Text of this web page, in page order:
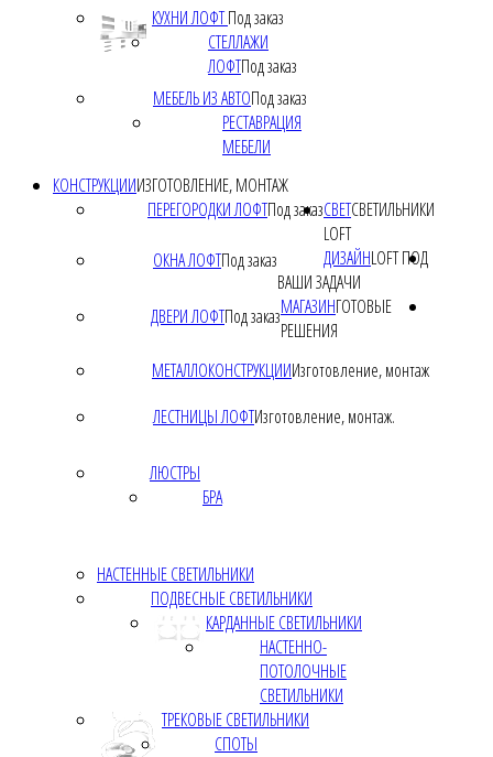
КУХНИ ЛОФТПод заказ
СТЕЛЛАЖИ
ЛОФТПод заказ
МЕБЕЛЬ ИЗ АВТОПод заказ
РЕСТАВРАЦИЯ
МЕБЕЛИ
КОНСТРУКЦИИИЗГОТОВЛЕНИЕ, МОНТАЖ
ПЕРЕГОРОДКИ ЛОФТПод заказ
ОКНА ЛОФТПод заказ
ДВЕРИ ЛОФТПод заказ
МЕТАЛЛОКОНСТРУКЦИИИзготовление, монтаж
ЛЕСТНИЦЫ ЛОФТИзготовление, монтаж.
СВЕТСВЕТИЛЬНИКИ
LOFT
ЛЮСТРЫ
БРА
НАСТЕННЫЕ СВЕТИЛЬНИКИ
ПОДВЕСНЫЕ СВЕТИЛЬНИКИ
КАРДАННЫЕ СВЕТИЛЬНИКИ
НАСТЕННО-
ПОТОЛОЧНЫЕ
СВЕТИЛЬНИКИ
ТРЕКОВЫЕ СВЕТИЛЬНИКИ
СПОТЫ
ДИЗАЙНLOFT ПОД
ВАШИ ЗАДАЧИ
МАГАЗИНГОТОВЫЕ
РЕШЕНИЯ